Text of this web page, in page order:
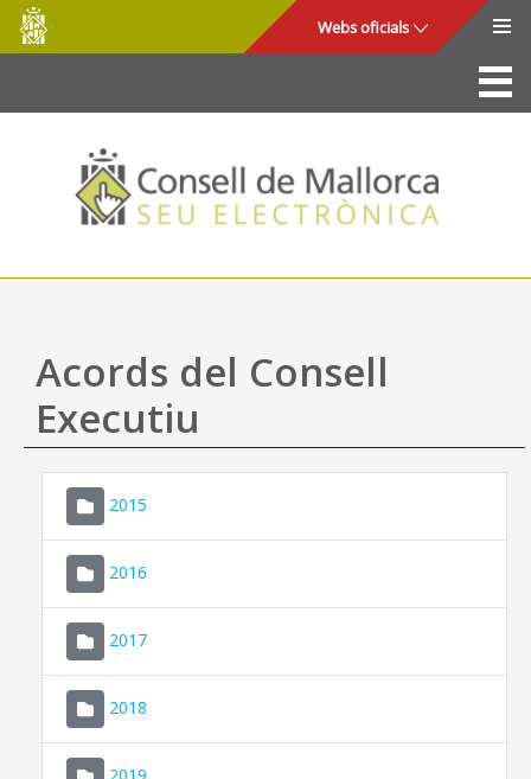
Salta al contingut principal
Consell
de
Mallorca
Webs oficials
La Seu
Consell de Mallorca
Accés i seguretat
Utilitats
Ajuda
Acords del Consell
Executiu
2015
2016
2017
2018